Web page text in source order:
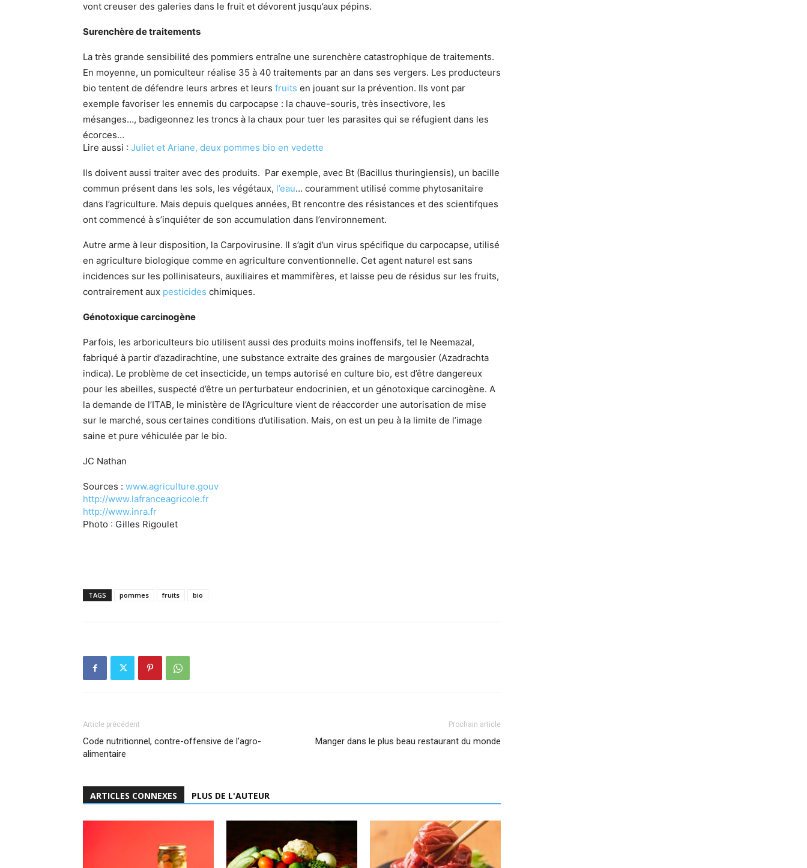
vont creuser des galeries dans le fruit et dévorent jusqu’aux pépins.
Surenchère de traitements
La très grande sensibilité des pommiers entraîne une surenchère catastrophique de traitements.
En moyenne, un pomiculteur réalise 35 à 40 traitements par an dans ses vergers. Les producteurs
bio tentent de défendre leurs arbres et leurs fruits en jouant sur la prévention. Ils vont par
exemple favoriser les ennemis du carpocapse : la chauve-souris, très insectivore, les
mésanges…, badigeonnez les troncs à la chaux pour tuer les parasites qui se réfugient dans les
écorces…
Lire aussi : Juliet et Ariane, deux pommes bio en vedette
Ils doivent aussi traiter avec des produits. Par exemple, avec Bt (Bacillus thuringiensis), un bacille
commun présent dans les sols, les végétaux, l’eau… couramment utilisé comme phytosanitaire
dans l’agriculture. Mais depuis quelques années, Bt rencontre des résistances et des scientifques
ont commencé à s’inquiéter de son accumulation dans l’environnement.
Autre arme à leur disposition, la Carpovirusine. Il s’agit d’un virus spécifique du carpocapse, utilisé
en agriculture biologique comme en agriculture conventionnelle. Cet agent naturel est sans
incidences sur les pollinisateurs, auxiliaires et mammifères, et laisse peu de résidus sur les fruits,
contrairement aux pesticides chimiques.
Génotoxique carcinogène
Parfois, les arboriculteurs bio utilisent aussi des produits moins inoffensifs, tel le Neemazal,
fabriqué à partir d’azadirachtine, une substance extraite des graines de margousier (Azadrachta
indica). Le problème de cet insecticide, un temps autorisé en culture bio, est d’être dangereux
pour les abeilles, suspecté d’être un perturbateur endocrinien, et un génotoxique carcinogène. A
la demande de l’ITAB, le ministère de l’Agriculture vient de réaccorder une autorisation de mise
sur le marché, sous certaines conditions d’utilisation. Mais, on est un peu à la limite de l’image
saine et pure véhiculée par le bio.
JC Nathan
Sources : www.agriculture.gouv
http://www.lafranceagricole.fr
http://www.inra.fr
Photo : Gilles Rigoulet
TAGS pommes fruits bio
Article précédent
Code nutritionnel, contre-offensive de l’agro-
alimentaire
Prochain article
Manger dans le plus beau restaurant du monde
ARTICLES CONNEXES PLUS DE L'AUTEUR